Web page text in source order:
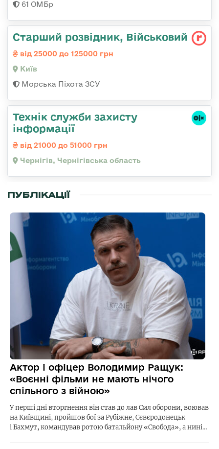
61 ОМБр
Старший розвідник, Військовий
від 25000 до 125000 грн
Київ
Морська Піхота ЗСУ
Технік служби захисту
інформації
від 21000 до 51000 грн
Чернігів, Чернігівська область
ПУБЛІКАЦІЇ
Актор і офіцер Володимир Ращук:
«Воєнні фільми не мають нічого
спільного з війною»
У перші дні вторгнення він став до лав Сил оборони, воював
на Київщині, пройшов бої за Рубіжне, Сєвєродонецьк
і Бахмут, командував ротою батальйону «Свобода», а нині…